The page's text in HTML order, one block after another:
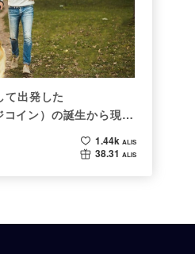
て出発した
イン）の誕生から現在
券性🐶
1.44k ALIS
38.31 ALIS